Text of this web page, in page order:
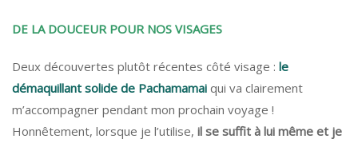
DE LA DOUCEUR POUR NOS VISAGES
Deux découvertes plutôt récentes côté visage : le
démaquillant solide de Pachamamai qui va clairement
m’accompagner pendant mon prochain voyage !
Honnêtement, lorsque je l’utilise, il se suffit à lui même et je